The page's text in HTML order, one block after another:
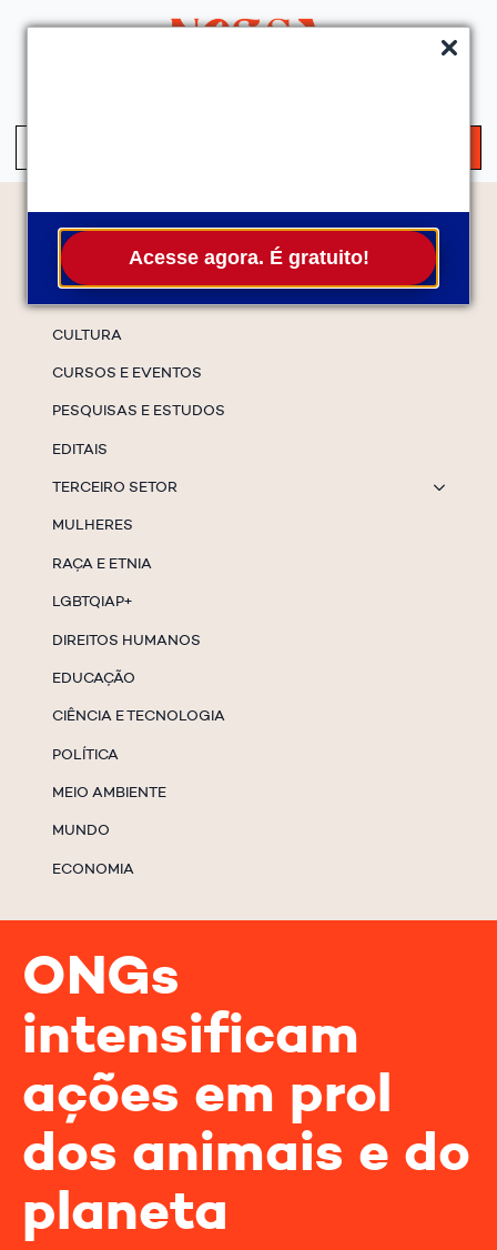
Acesse agora. É gratuito!
Temas
CULTURA
CURSOS E EVENTOS
PESQUISAS E ESTUDOS
EDITAIS
TERCEIRO SETOR
MULHERES
RAÇA E ETNIA
LGBTQIAP+
DIREITOS HUMANOS
EDUCAÇÃO
CIÊNCIA E TECNOLOGIA
POLÍTICA
MEIO AMBIENTE
MUNDO
ECONOMIA
ONGs
intensificam
ações em prol
dos animais e do
planeta